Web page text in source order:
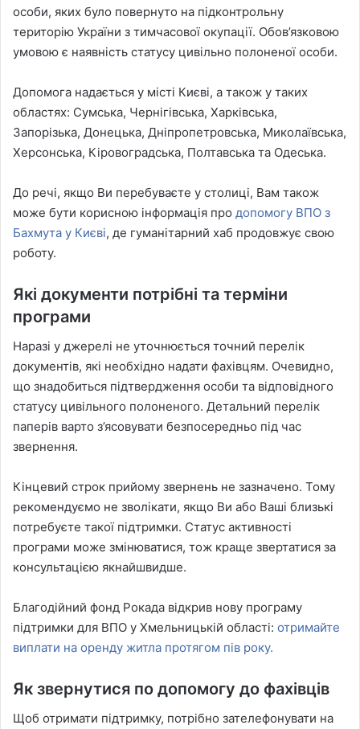
особи, яких було повернуто на підконтрольну
територію України з тимчасової окупації. Обов’язковою
умовою є наявність статусу цивільно полоненої особи.
Допомога надається у місті Києві, а також у таких
областях: Сумська, Чернігівська, Харківська,
Запорізька, Донецька, Дніпропетровська, Миколаївська,
Херсонська, Кіровоградська, Полтавська та Одеська.
До речі, якщо Ви перебуваєте у столиці, Вам також
може бути корисною інформація про допомогу ВПО з
Бахмута у Києві, де гуманітарний хаб продовжує свою
роботу.
Які документи потрібні та терміни
програми
Наразі у джерелі не уточнюється точний перелік
документів, які необхідно надати фахівцям. Очевидно,
що знадобиться підтвердження особи та відповідного
статусу цивільного полоненого. Детальний перелік
паперів варто з’ясовувати безпосередньо під час
звернення.
Кінцевий строк прийому звернень не зазначено. Тому
рекомендуємо не зволікати, якщо Ви або Ваші близькі
потребуєте такої підтримки. Статус активності
програми може змінюватися, тож краще звертатися за
консультацією якнайшвидше.
Благодійний фонд Рокада відкрив нову програму
підтримки для ВПО у Хмельницькій області: отримайте
виплати на оренду житла протягом пів року.
Як звернутися по допомогу до фахівців
Щоб отримати підтримку, потрібно зателефонувати на